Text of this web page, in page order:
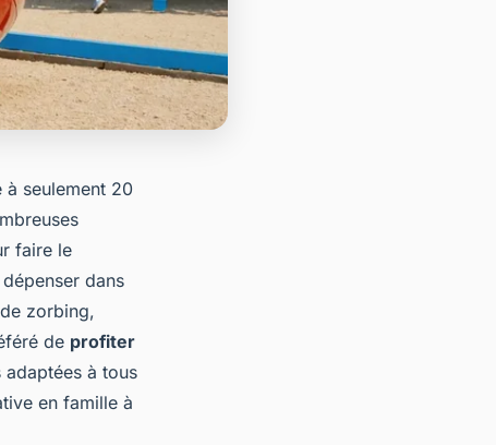
à seulement 20
faire le
dans
zorbing,
de profiter
à tous
en famille à